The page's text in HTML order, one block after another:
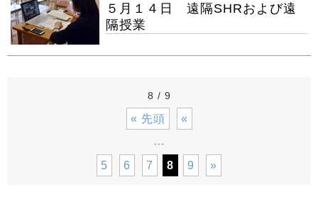
５月１４日 遠隔SHRおよび遠
隔授業
8 / 9
« 先頭 «
5 6 7 8 9 »